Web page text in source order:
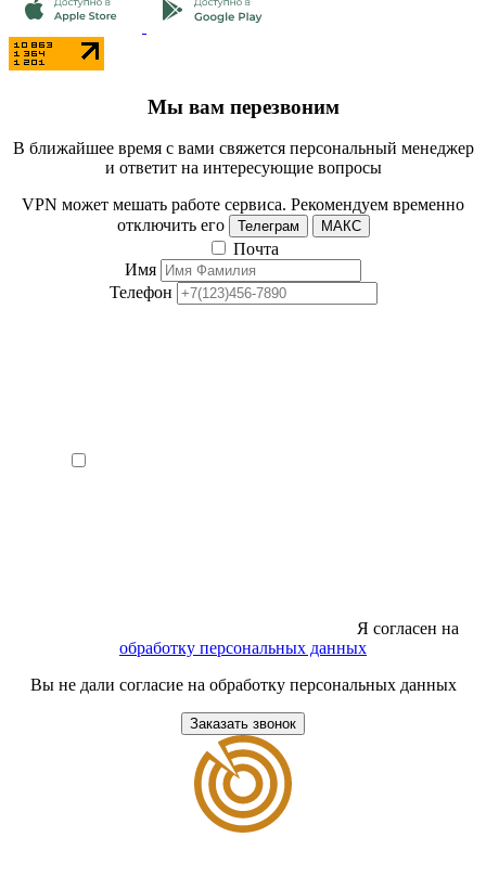
Мы вам перезвоним
В ближайшее время с вами свяжется персональный менеджер
и ответит на интересующие вопросы
VPN может мешать работе сервиса. Рекомендуем временно
отключить его
Телеграм МАКС
Почта
Имя
Телефон
Я согласен на
обработку персональных данных
Вы не дали согласие на обработку персональных данных
Заказать звонок